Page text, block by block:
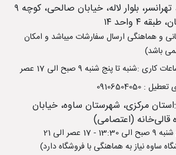
امور مشتریان : تهران، تهرانسر، بلوار لاله، خیابان صالحی، کوچه ۹
۴ واحد ۱۴
و هماهنگی ارسال سفارشات میباشد و امکان
باشد)
کاری :شنبه تا پنج شنبه 9 صبح الی 17 عصر
مرکزی، شهرستان ساوه، خیابان
الی 21
نیاز به هماهنگی با فروشگاه دارد)